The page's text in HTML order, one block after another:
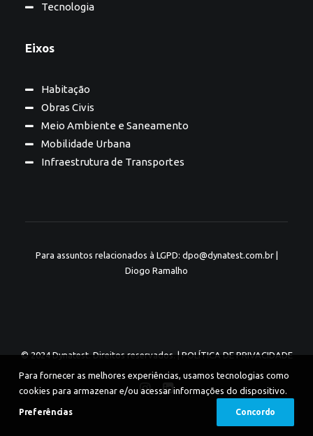
Tecnologia
Eixos
Habitação
Obras Civis
Meio Ambiente e Saneamento
Mobilidade Urbana
Infraestrutura de Transportes
Para assuntos relacionados à LGPD: dpo@dynatest.com.br |
Diogo Ramalho
© 2024 Dynatest. Direitos reservados. | POLÍTICA DE PRIVACIDADE
Para fornecer as melhores experiências, usamos tecnologias como
cookies para armazenar e/ou acessar informações do dispositivo.
Preferências Concordo